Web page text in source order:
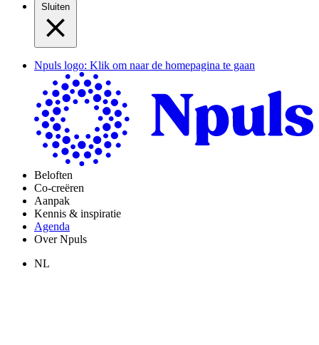
Sluiten
Npuls logo: Klik om naar de homepagina te gaan
Beloften
Co-creëren
Aanpak
Kennis & inspiratie
Agenda
Over Npuls
NL